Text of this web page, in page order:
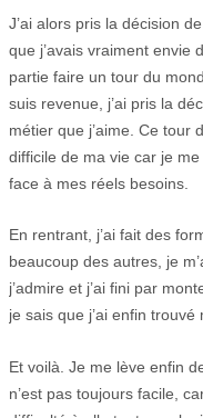
J’ai alors pris la décision
que j’avais vraiment envie
partie faire un tour du
suis revenue, j’ai pris la
métier que j’aime. Ce tour
difficile de ma vie car je
face à mes réels besoins.
En rentrant, j’ai fait des
beaucoup des autres, je
j’admire et j’ai fini par
je sais que j’ai enfin trouvé
Et voilà. Je me lève enfin
n’est pas toujours facile,